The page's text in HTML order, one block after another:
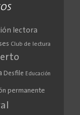
lectora
Club de lectura
Desfile Educación
permanente